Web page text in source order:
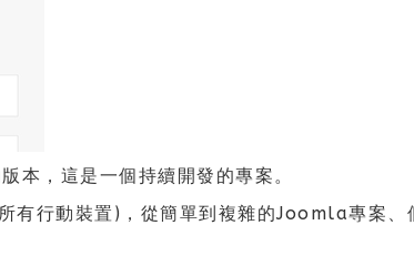
，這是一個持續開發的專案。
行動裝置)，從簡單到複雜的Joomla專案、